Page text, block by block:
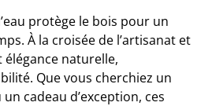
protège le bois pour un
À la croisée de l’artisanat et
élégance naturelle,
Que vous cherchiez un
cadeau d’exception, ces